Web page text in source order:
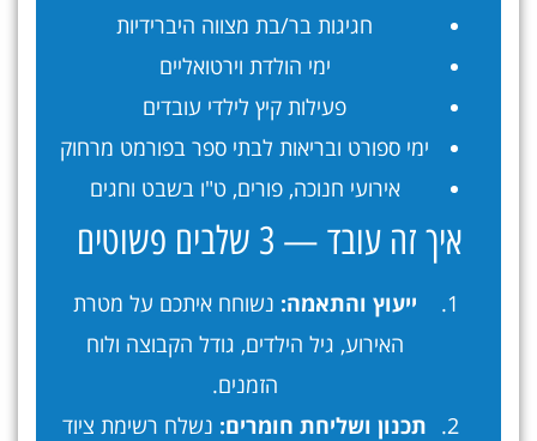
חגיגות בר/בת מצווה היברידיות
ימי הולדת וירטואליים
פעילות קיץ לילדי עובדים
ימי ספורט ובריאות לבתי ספר בפורמט מרחוק
אירועי חנוכה, פורים, ט"ו בשבט וחגים
איך זה עובד — 3 שלבים פשוטים
ייעוץ והתאמה: נשוחח איתכם על מטרת
האירוע, גיל הילדים, גודל הקבוצה ולוח
הזמנים.
תכנון ושליחת חומרים: נשלח רשימת ציוד